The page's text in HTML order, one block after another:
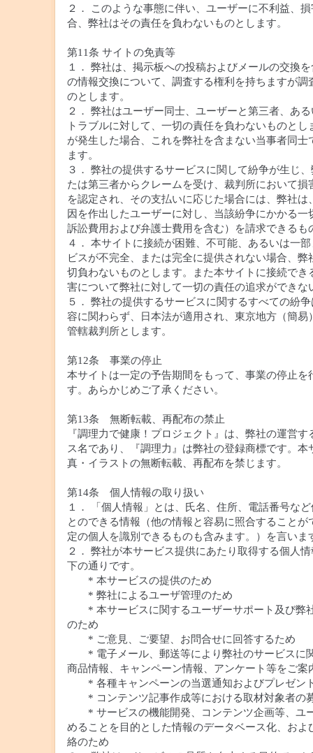
２． このような事態に伴い、ユーザーに不利益、
合、弊社はその責任を負わないものとします。
第11条 サイトの免責等
１． 弊社は、掲示板への投稿およびメールの交換
の情報交換について、調査する権利を持ちますが調
のとします。
２． 弊社はユーザー同士、ユーザーと第三者、あ
トラブルに対して、一切の責任を負わないものと
が発生した場合、これを弊社を含まない当事者同士
ます。
３． 弊社の提供するサービスに関して紛争が生じ
たは第三者からクレームを受け、裁判所において損
を認定され、その支払いに応じた場合には、弊社は
因を作出したユーザーに対し、当該紛争にかかる一
訴訟費用および弁護士費用を含む）を請求できるも
４． 本サイトに接続が困難、不可能、あるいは一
ビスが不完全、または完全に提供されない場合、弊
切負わないものとします。また本サイトに接続でき
害について弊社に対して一切の責任の追求ができな
５． 弊社の提供するサービスに関するすべての紛
容に関わらず、日本法が適用され、東京地方（簡易
管轄裁判所とします。
第12条 事業の停止
本サイトは一定の予告期間をもって、事業の停止を
す。あらかじめご了承ください。
第13条 無断転載、再配布の禁止
『調理力で健康！プロジェクト』は、弊社の運営
ス名であり、『調理力』は弊社の登録商標です。本
真・イラストの無断転載、再配布を禁じます。
第14条 個人情報の取り扱い
１． 「個人情報」とは、氏名、住所、電話番号な
とのできる情報（他の情報と容易に照合することが
定の個人を識別できるものも含みます。）を言いま
２． 弊社が本サービス提供にあたり取得する個人
下の通りです。
* 本サービスの提供のため
* 弊社によるユーザ管理のため
* 本サービスに関するユーザーサポート及び弊
のため
* ご意見、ご要望、お問合せに回答するため
* 電子メール、郵送等により弊社のサービスに
商品情報、キャンペーン情報、アンケート等をご案
* 各種キャンペーンの当選通知およびプレゼン
* コンテンツ記事作成等における取材対象者の
* サービスの機能開発、コンテンツ企画等、ユ
めることを目的とした情報のデータベース化、およ
絡のため